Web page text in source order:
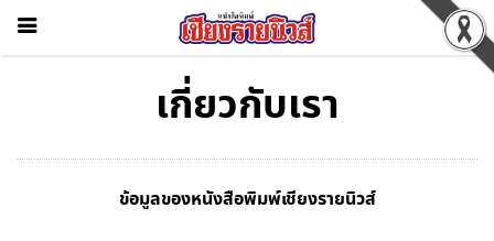
เกี่ยวกับเรา
ข้อมูลของหนังสือพิมพ์เชียงรายนิวส์